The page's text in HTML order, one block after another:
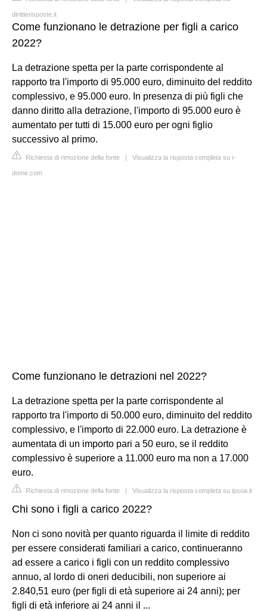
dirittierisposte.it
Come funzionano le detrazione per figli a carico
2022?
La detrazione spetta per la parte corrispondente al
rapporto tra l'importo di 95.000 euro, diminuito del reddito
complessivo, e 95.000 euro. In presenza di più figli che
danno diritto alla detrazione, l'importo di 95.000 euro è
aumentato per tutti di 15.000 euro per ogni figlio
successivo al primo.
Richiesta di rimozione della fonte | Visualizza la risposta completa su i-
dome.com
Come funzionano le detrazioni nel 2022?
La detrazione spetta per la parte corrispondente al
rapporto tra l'importo di 50.000 euro, diminuito del reddito
complessivo, e l'importo di 22.000 euro. La detrazione è
aumentata di un importo pari a 50 euro, se il reddito
complessivo è superiore a 11.000 euro ma non a 17.000
euro.
Richiesta di rimozione della fonte | Visualizza la risposta completa su ipsoa.it
Chi sono i figli a carico 2022?
Non ci sono novità per quanto riguarda il limite di reddito
per essere considerati familiari a carico, continueranno
ad essere a carico i figli con un reddito complessivo
annuo, al lordo di oneri deducibili, non superiore ai
2.840,51 euro (per figli di età superiore ai 24 anni); per
figli di età inferiore ai 24 anni il ...